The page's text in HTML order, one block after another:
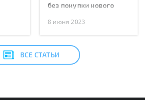
без покупки нового
8 июня 2023
ВСЕ СТАТЬИ